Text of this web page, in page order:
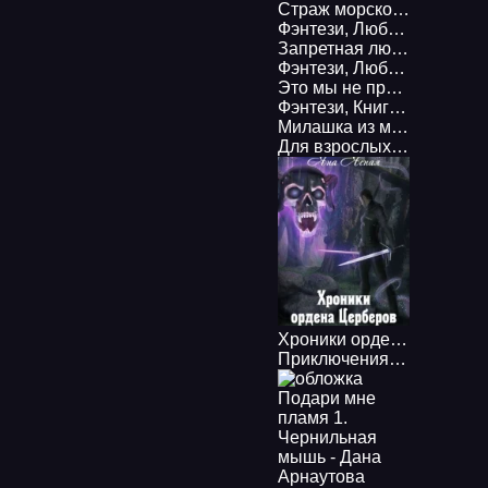
Страж морского принца 1. Страж морского принца - Дана Арнаутова
Фэнтези, Любовное фэнтези
Запретная любовь - Берта Свон
Фэнтези, Любовное фэнтези
Это мы не проходили…3. Вампанутый - Дмитрий Ра
Фэнтези, Книги про вампиров
Милашка из магической общаги - Ева Финова
Для взрослых
,Фэнтези
Хроники ордена Церберов - Яна Ясная
Приключения
,Фэнтези